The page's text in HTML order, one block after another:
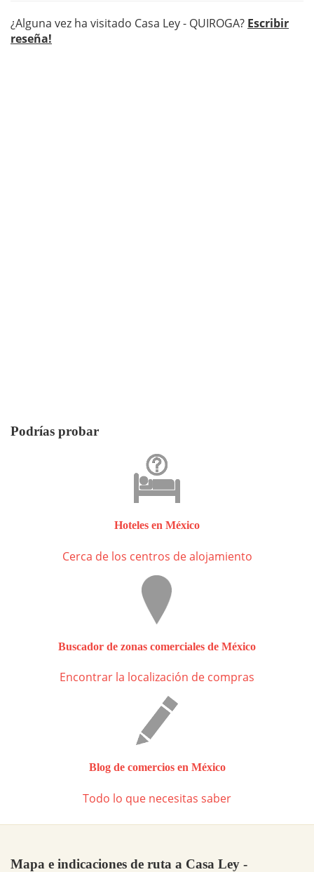
¿Alguna vez ha visitado Casa Ley - QUIROGA? Escribir
reseña!
Podrías probar
Hoteles en México
Cerca de los centros de alojamiento
Buscador de zonas comerciales de México
Encontrar la localización de compras
Blog de comercios en México
Todo lo que necesitas saber
Mapa e indicaciones de ruta a Casa Ley -